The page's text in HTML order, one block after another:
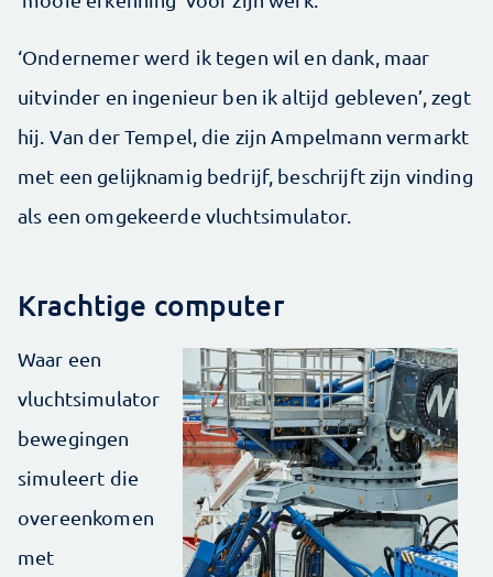
‘Ondernemer werd ik tegen wil en dank, maar
uitvinder en ingenieur ben ik altijd gebleven’, zegt
hij. Van der Tempel, die zijn Ampelmann vermarkt
met een gelijknamig bedrijf, beschrijft zijn vinding
als een omgekeerde vluchtsimulator.
Krachtige computer
Waar een
vluchtsimulator
bewegingen
simuleert die
overeenkomen
met